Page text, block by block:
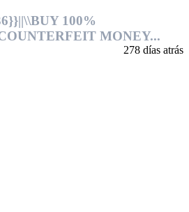
100%
MONEY...
278 días atrás